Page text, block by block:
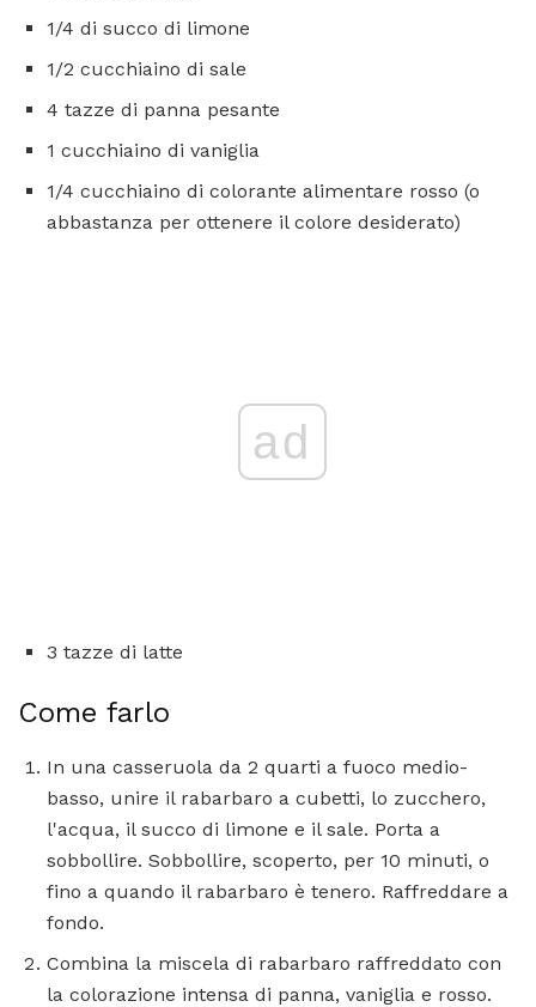
1/4 di succo di limone
1/2 cucchiaino di sale
4 tazze di panna pesante
1 cucchiaino di vaniglia
1/4 cucchiaino di colorante alimentare rosso (o
abbastanza per ottenere il colore desiderato)
ad
3 tazze di latte
Come farlo
In una casseruola da 2 quarti a fuoco medio-
basso, unire il rabarbaro a cubetti, lo zucchero,
l'acqua, il succo di limone e il sale. Porta a
sobbollire. Sobbollire, scoperto, per 10 minuti, o
fino a quando il rabarbaro è tenero. Raffreddare a
fondo.
Combina la miscela di rabarbaro raffreddato con
la colorazione intensa di panna, vaniglia e rosso.